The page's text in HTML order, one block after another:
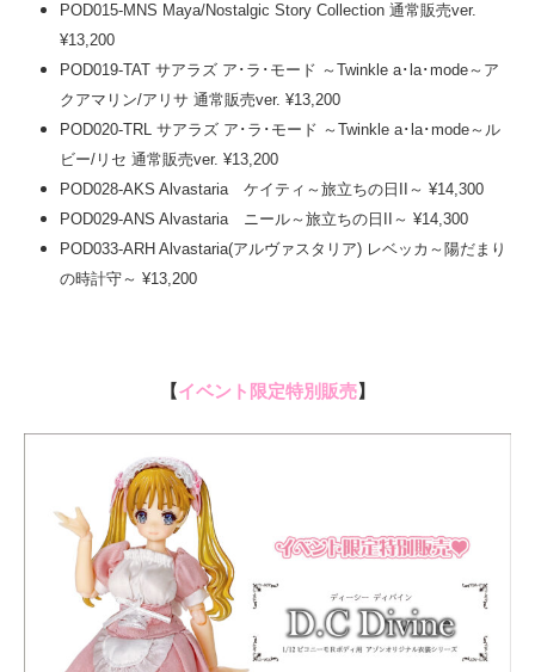
POD015-MNS Maya/Nostalgic Story Collection 通常販売ver.
¥13,200
POD019-TAT サアラズ ア･ラ･モード ～Twinkle a･la･mode～ア
クアマリン/アリサ 通常販売ver. ¥13,200
POD020-TRL サアラズ ア･ラ･モード ～Twinkle a･la･mode～ル
ビー/リセ 通常販売ver. ¥13,200
POD028-AKS Alvastaria ケイティ～旅立ちの日II～ ¥14,300
POD029-ANS Alvastaria ニール～旅立ちの日II～ ¥14,300
POD033-ARH Alvastaria(アルヴァスタリア) レベッカ～陽だまり
の時計守～ ¥13,200
【イベント限定特別販売】